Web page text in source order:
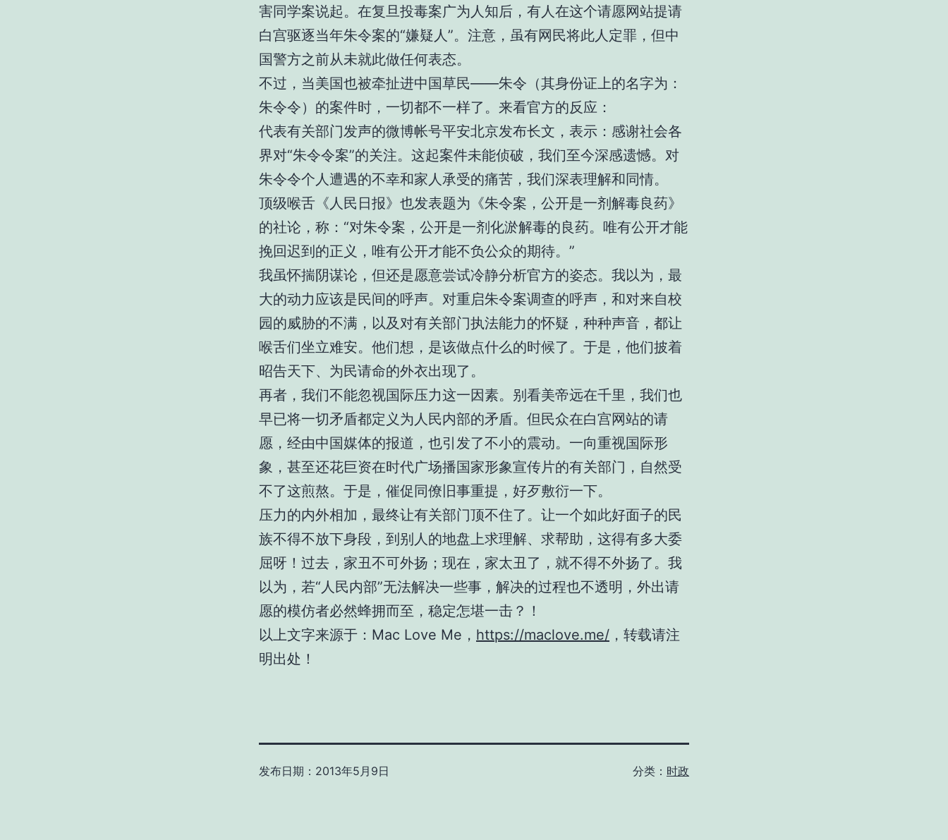
害同学案说起。在复旦投毒案广为人知后，有人在这个请愿网站提请
白宫驱逐当年朱令案的“嫌疑人”。注意，虽有网民将此人定罪，但中
国警方之前从未就此做任何表态。
不过，当美国也被牵扯进中国草民——朱令（其身份证上的名字为：
朱令令）的案件时，一切都不一样了。来看官方的反应：
代表有关部门发声的微博帐号平安北京发布长文，表示：感谢社会各
界对“朱令令案”的关注。这起案件未能侦破，我们至今深感遗憾。对
朱令令个人遭遇的不幸和家人承受的痛苦，我们深表理解和同情。
顶级喉舌《人民日报》也发表题为《朱令案，公开是一剂解毒良药》
的社论，称：“对朱令案，公开是一剂化淤解毒的良药。唯有公开才能
挽回迟到的正义，唯有公开才能不负公众的期待。”
我虽怀揣阴谋论，但还是愿意尝试冷静分析官方的姿态。我以为，最
大的动力应该是民间的呼声。对重启朱令案调查的呼声，和对来自校
园的威胁的不满，以及对有关部门执法能力的怀疑，种种声音，都让
喉舌们坐立难安。他们想，是该做点什么的时候了。于是，他们披着
昭告天下、为民请命的外衣出现了。
再者，我们不能忽视国际压力这一因素。别看美帝远在千里，我们也
早已将一切矛盾都定义为人民内部的矛盾。但民众在白宫网站的请
愿，经由中国媒体的报道，也引发了不小的震动。一向重视国际形
象，甚至还花巨资在时代广场播国家形象宣传片的有关部门，自然受
不了这煎熬。于是，催促同僚旧事重提，好歹敷衍一下。
压力的内外相加，最终让有关部门顶不住了。让一个如此好面子的民
族不得不放下身段，到别人的地盘上求理解、求帮助，这得有多大委
屈呀！过去，家丑不可外扬；现在，家太丑了，就不得不外扬了。我
以为，若“人民内部”无法解决一些事，解决的过程也不透明，外出请
愿的模仿者必然蜂拥而至，稳定怎堪一击？！
以上文字来源于：Mac Love Me， https://maclove.me/ ，转载请注
明出处！
发布日期： 2013年5月9日 分类： 时政